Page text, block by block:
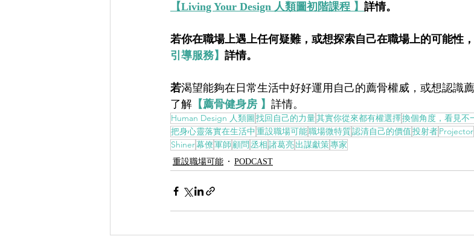
【Living Your Design 人類圖初階課程 】 詳情。
若你在職場上遇上任何疑難，或想探索自己在職場上的可能性
引導服務】 詳情。
若渴望能夠在日常生活中好好運用自己的薦骨權威，或想認識
了解 【薦骨健身房 】 詳情。
Human Design 人類圖找回自己的力量其實你從來都有權選擇換個角度，看見不
把身心靈落實在生活中 重設職場可能職場微特質認清自己的價值投射者Projector
Shiner幕僚軍師 顧問丞相諸葛亮出謀獻策專家
重設職場可能 PODCAST